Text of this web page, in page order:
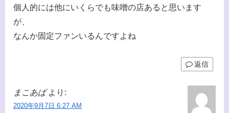
個人的には他にいくらでも味噌の店あると思います
が、
なんか固定ファンいるんですよね
返信
まこあぱ より:
2020年9月7日 6:27 AM